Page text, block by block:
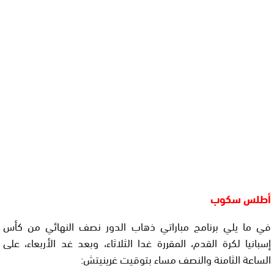
أطلس سكوب
في ما يلي برنامج مباراتي ذهاب الدور نصف النهائي من كأس
إسبانيا لكرة القدم، المقررة غدا الثلاثاء، وبعد غد الأربعاء، على
الساعة الثامنة والنصف مساء بتوقيت غرينيتش: